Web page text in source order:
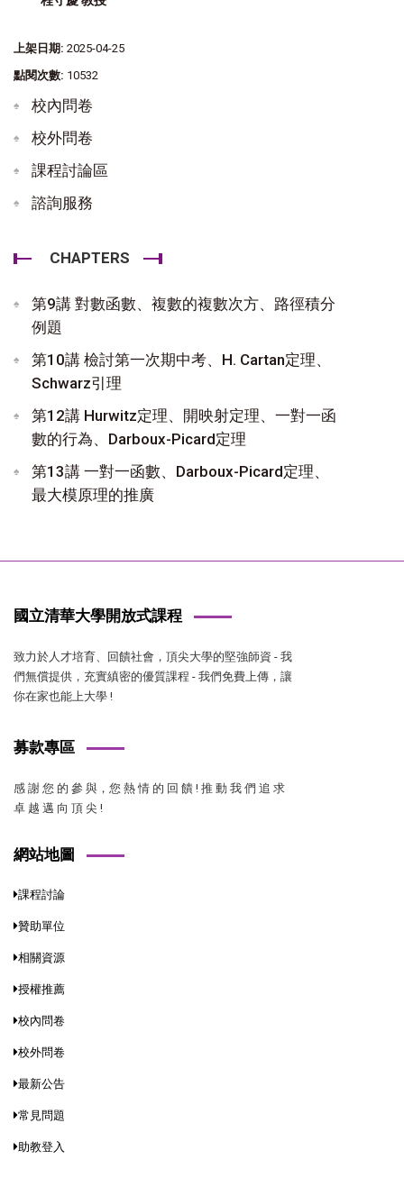
上架日期: 2025-04-25
點閱次數: 10532
校內問卷
校外問卷
課程討論區
諮詢服務
CHAPTERS
第9講 對數函數、複數的複數次方、路徑積分
例題
第10講 檢討第一次期中考、H. Cartan定理、
Schwarz引理
第12講 Hurwitz定理、開映射定理、一對一函
數的行為、Darboux-Picard定理
第13講 一對一函數、Darboux-Picard定理、
最大模原理的推廣
國立清華大學開放式課程
致力於人才培育、回饋社會，頂尖大學的堅強師資 - 我
們無償提供，充實縝密的優質課程 - 我們免費上傳，讓
你在家也能上大學 !
募款專區
感 謝 您 的 參 與，您 熱 情 的 回 饋 ! 推 動 我 們 追 求
卓 越 邁 向 頂 尖 !
網站地圖
課程討論
贊助單位
相關資源
授權推薦
校內問卷
校外問卷
最新公告
常見問題
助教登入